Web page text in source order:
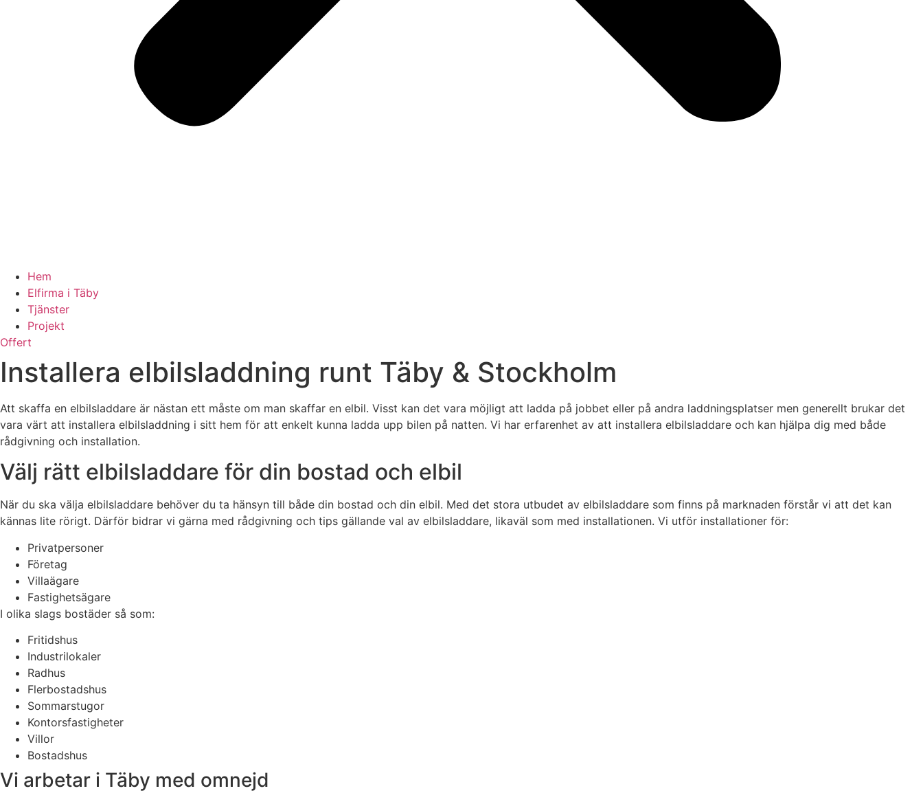
Hem
Elfirma i Täby
Tjänster
Projekt
Offert
Installera elbilsladdning runt Täby & Stockholm
Att skaffa en elbilsladdare är nästan ett måste om man skaffar en elbil. Visst kan det vara möjligt att ladda på jobbet eller på andra laddningsplatser men generellt brukar det
vara värt att installera elbilsladdning i sitt hem för att enkelt kunna ladda upp bilen på natten. Vi har erfarenhet av att installera elbilsladdare och kan hjälpa dig med både
rådgivning och installation.
Välj rätt elbilsladdare för din bostad och elbil
När du ska välja elbilsladdare behöver du ta hänsyn till både din bostad och din elbil. Med det stora utbudet av elbilsladdare som finns på marknaden förstår vi att det kan
kännas lite rörigt. Därför bidrar vi gärna med rådgivning och tips gällande val av elbilsladdare, likaväl som med installationen. Vi utför installationer för:
Privatpersoner
Företag
Villaägare
Fastighetsägare
I olika slags bostäder så som:
Fritidshus
Industrilokaler
Radhus
Flerbostadshus
Sommarstugor
Kontorsfastigheter
Villor
Bostadshus
Vi arbetar i Täby med omnejd